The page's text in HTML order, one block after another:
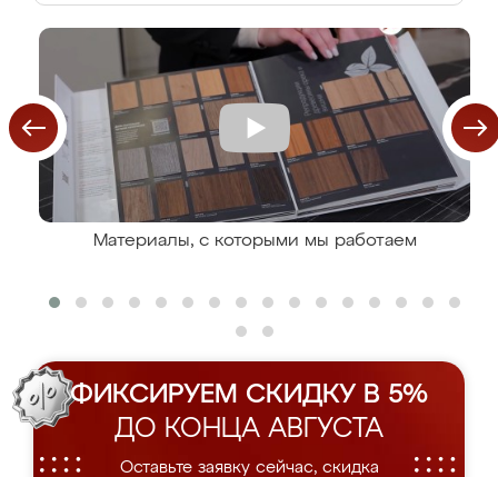
Материалы, с которыми мы работаем
ФИКСИРУЕМ СКИДКУ В 5%
ДО КОНЦА АВГУСТА
Оставьте заявку сейчас, скидка